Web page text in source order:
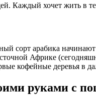
Каждый хочет жить в
сорт арабика
Африке
кофейные деревья в
руками с